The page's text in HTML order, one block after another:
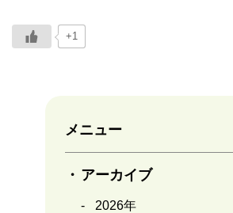
メニュー
アーカイブ
2026年
+1